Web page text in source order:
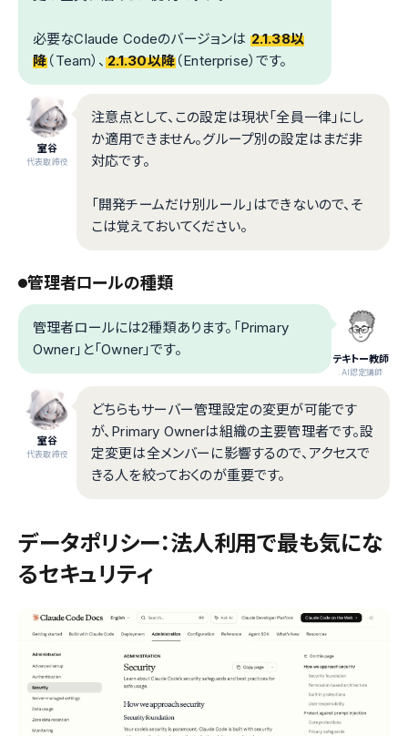
必要なClaude Codeのバージョンは 2.1.38以
降 （Team）、2.1.30以降 （Enterprise）です。
室谷
代表取締役
注意点として、この設定は現状「全員一律」にし
か適用できません。グループ別の設定はまだ非
対応です。
「開発チームだけ別ルール」はできないので、そ
こは覚えておいてください。
管理者ロールの種類
テキトー教師
.AI認定講師
管理者ロールには2種類あります。「Primary
Owner」と「Owner」です。
室谷
代表取締役
どちらもサーバー管理設定の変更が可能です
が、Primary Ownerは組織の主要管理者です。設
定変更は全メンバーに影響するので、アクセスで
きる人を絞っておくのが重要です。
データポリシー：法人利用で最も気にな
るセキュリティ